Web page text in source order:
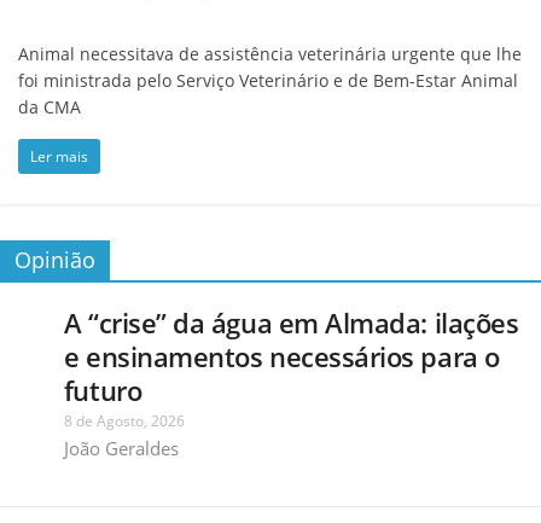
Animal necessitava de assistência veterinária urgente que lhe
foi ministrada pelo Serviço Veterinário e de Bem-Estar Animal
da CMA
Ler mais
Opinião
A “crise” da água em Almada: ilações
e ensinamentos necessários para o
futuro
8 de Agosto, 2026
João Geraldes